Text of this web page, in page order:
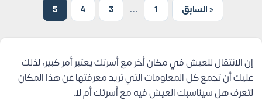
« السابق 1
…
3
4
5
إن الانتقال للعيش في مكان أخر مع أسرتك يعتبر أمر كبير، لذلك
عليك أن تجمع كل المعلومات التي تريد معرفتها عن هذا المكان
لتعرف هل سيناسبك العيش فيه مع أسرتك أم لا.